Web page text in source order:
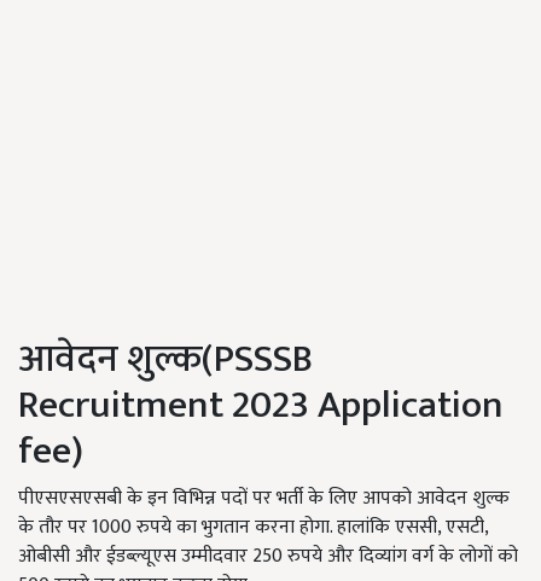
आवेदन शुल्क(PSSSB
Recruitment 2023Application
fee)
पीएसएसएसबी के इन विभिन्न पदों पर भर्ती के लिए आपको आवेदन शुल्क
के तौर पर1000रुपये का भुगतान करना होगा. हालांकि एससी,एसटी,
ओबीसी और ईडब्ल्यूएस उम्मीदवार250रुपये और दिव्यांग वर्ग के लोगों को